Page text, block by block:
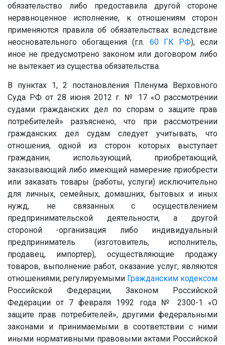
обязательство либо предоставила другой стороне
неравноценное исполнение, к отношениям сторон
применяются правила об обязательствах вследствие
неосновательного обогащения (гл. 60 ГК РФ), если
иное не предусмотрено законом или договором либо
не вытекает из существа обязательства.
В пунктах 1, 2 постановления Пленума Верховного
Суда РФ от 28 июня 2012 г. № 17 «О рассмотрении
судами гражданских дел по спорам о защите прав
потребителей» разъяснено, что при рассмотрении
гражданских дел судам следует учитывать, что
отношения, одной из сторон которых выступает
гражданин, использующий, приобретающий,
заказывающий либо имеющий намерение приобрести
или заказать товары (работы, услуги) исключительно
для личных, семейных, домашних, бытовых и иных
нужд, не связанных с осуществлением
предпринимательской деятельности, а другой
стороной -организация либо индивидуальный
предприниматель (изготовитель, исполнитель,
продавец, импортер), осуществляющие продажу
товаров, выполнение работ, оказание услуг, являются
отношениями, регулируемыми Гражданским кодексом
Российской Федерации, Законом Российской
Федерации от 7 февраля 1992 года № 2300-1 «О
защите прав потребителей», другими федеральными
законами и принимаемыми в соответствии с ними
иными нормативными правовыми актами Российской